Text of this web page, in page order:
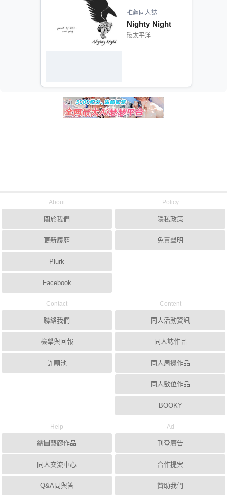
推薦同人誌
Nighty Night
環太平洋
About
關於我們
更新履歷
Plurk
Facebook
Policy
隱私政策
免責聲明
Contact
聯絡我們
檢舉與回報
許願池
Content
同人活動資訊
同人誌作品
同人周邊作品
同人數位作品
BOOKY
Help
繪圖藝廊作品
同人交流中心
Q&A問與答
Ad
刊登廣告
合作提案
贊助我們